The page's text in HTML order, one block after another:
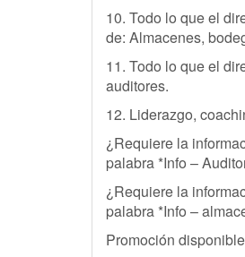
10. Todo lo que el
de: Almacenes,
11. Todo lo que el
auditores.
12. Liderazgo,
¿Requiere la
palabra *Info –
¿Requiere la
palabra *Info –
Promoción